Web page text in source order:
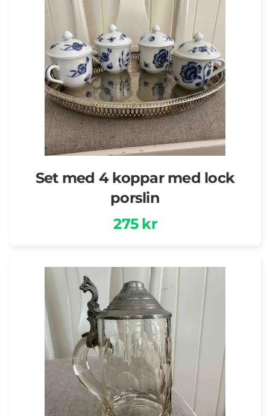
Set med 4 koppar med lock
porslin
275 kr